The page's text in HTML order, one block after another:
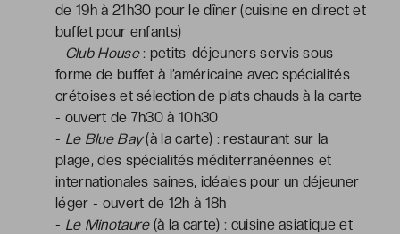
de 19h à 21h30 pour le dîner (cuisine en direct et
buffet pour enfants)
- Club House: petits-déjeuners servis sous
forme de buffet à l’américaine avec spécialités
crétoises et sélection de plats chauds à la carte
- ouvert de 7h30 à 10h30
- Le Blue Bay(à la carte) : restaurant sur la
plage, des spécialités méditerranéennes et
internationales saines, idéales pour un déjeuner
léger - ouvert de 12h à 18h
- Le Minotaure(à la carte) : cuisine asiatique et